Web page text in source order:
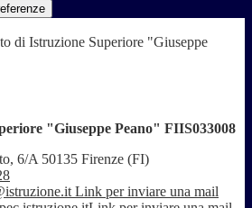
di Istruzione Superiore "Giuseppe
"Giuseppe Peano" FIIS033008
6/A 50135 Firenze (FI)
Link per inviare una mail